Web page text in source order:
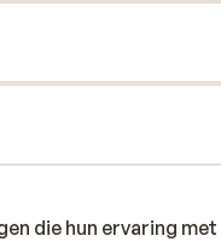
die hun ervaring